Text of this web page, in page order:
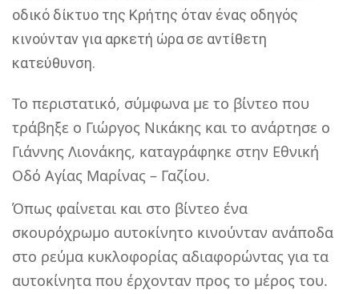
οδικό δίκτυο της Κρήτης όταν ένας οδηγός
κινούνταν για αρκετή ώρα σε αντίθετη
κατεύθυνση.
Το περιστατικό, σύμφωνα με το βίντεο που
τράβηξε ο Γιώργος Νικάκης και το ανάρτησε ο
Γιάννης Λιονάκης, καταγράφηκε στην Εθνική
Οδό Αγίας Μαρίνας – Γαζίου.
Όπως φαίνεται και στο βίντεο ένα
σκουρόχρωμο αυτοκίνητο κινούνταν ανάποδα
στο ρεύμα κυκλοφορίας αδιαφορώντας για τα
αυτοκίνητα που έρχονταν προς το μέρος του.